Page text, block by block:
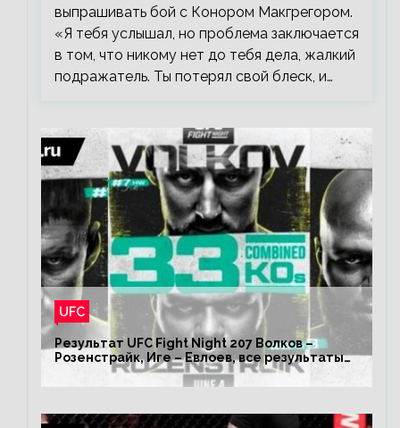
выпрашивать бой с Конором Макгрегором.
«Я тебя услышал, но проблема заключается
в том, что никому нет до тебя дела, жалкий
подражатель. Ты потерял свой блеск, и…
UFC
Результат UFC Fight Night 207 Волков –
Розенстрайк, Иге – Евлоев, все результаты
турнира ЮФС ФН 207